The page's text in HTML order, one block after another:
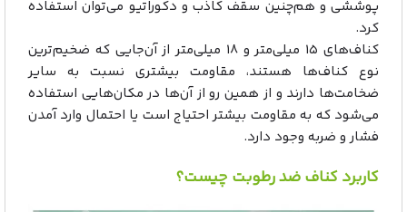
پوششی و هم‌چنین سقف کاذب و دکوراتیو می‌توان استفاده
کرد.
کناف‌های ۱۵ میلی‌متر و ۱۸ میلی‌متر از آن‌جایی که ضخیم‌ترین
نوع کناف‌ها هستند، مقاومت بیشتری نسبت به سایر
ضخامت‌ها دارند و از همین رو از آن‌ها در مکان‌هایی استفاده
می‌شود که به مقاومت بیشتر احتیاج است یا احتمال وارد آمدن
فشار و ضربه وجود دارد.
کاربرد کناف ضد رطوبت چیست؟